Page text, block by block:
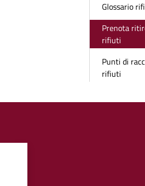
Glossario
Prenota
rifiuti
Punti di
rifiuti